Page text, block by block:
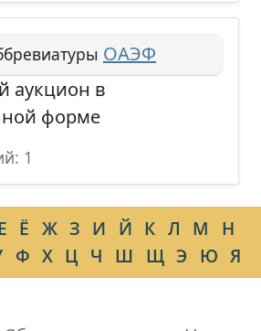
ОАЭФ
аукцион в
форме
1
Ё Ж З И Й К Л М
Н
Ф Х Ц Ч Ш Щ Э Ю Я